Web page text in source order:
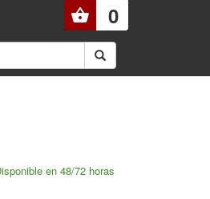
0
en 48/72 horas